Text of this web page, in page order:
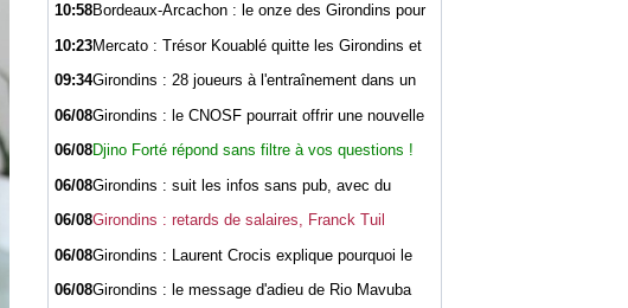
10:58Bordeaux-Arcachon : le onze des Girondins pour
10:23Mercato : Trésor Kouablé quitte les Girondins et
09:34Girondins : 28 joueurs à l'entraînement dans un
06/08Girondins : le CNOSF pourrait offrir une nouvelle
06/08Djino Forté répond sans filtre à vos questions !
06/08Girondins : suit les infos sans pub, avec du
06/08Girondins : retards de salaires, Franck Tuil
06/08Girondins : Laurent Crocis explique pourquoi le
06/08Girondins : le message d'adieu de Rio Mavuba